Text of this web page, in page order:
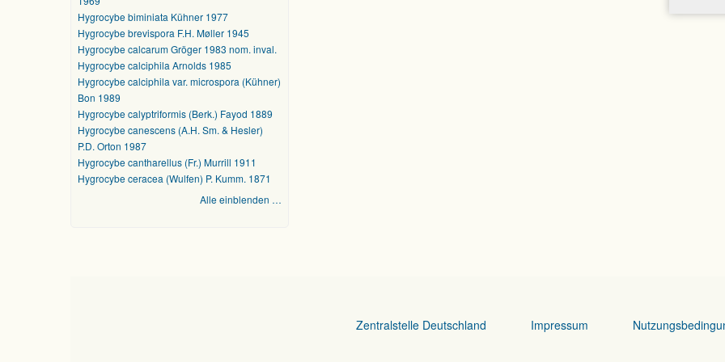
Hygrocybe biminiata Kühner 1977
Hygrocybe brevispora F.H. Møller 1945
Hygrocybe calcarum Gröger 1983 nom. inval.
Hygrocybe calciphila Arnolds 1985
Hygrocybe calciphila var. microspora (Kühner)
Bon 1989
Hygrocybe calyptriformis (Berk.) Fayod 1889
Hygrocybe canescens (A.H. Sm. & Hesler)
P.D. Orton 1987
Hygrocybe cantharellus (Fr.) Murrill 1911
Hygrocybe ceracea (Wulfen) P. Kumm. 1871
Alle einblenden …
Zentralstelle Deutschland Impressum